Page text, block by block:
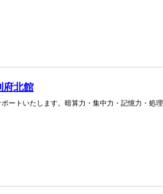
府北館
ートいたします。暗算力・集中力・記憶力・処